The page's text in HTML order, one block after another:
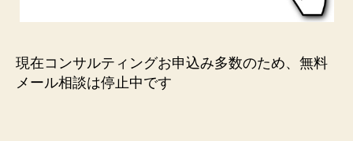
現在コンサルティングお申込み多数のため、無料
メール相談は停止中です